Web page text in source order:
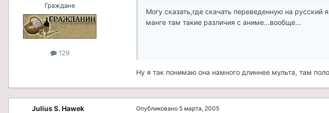
Граждане
129
Могу сказать,где скачать переведенную на русский
манге там такие различия с аниме...вообще...
Ну я так понимаю она намного длиннее мульта, там
Julius S. Hawek Опубликовано 5 марта, 2005